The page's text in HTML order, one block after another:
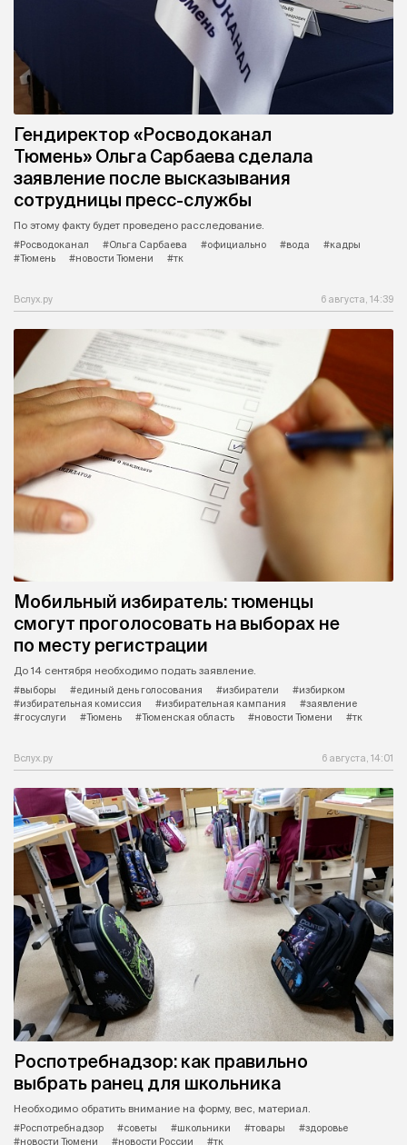
Гендиректор «Росводоканал
Тюмень» Ольга Сарбаева сделала
заявление после высказывания
сотрудницы пресс-службы
По этому факту будет проведено расследование.
#Росводоканал
#Ольга Сарбаева #официально #вода
#кадры
#Тюмень
#новости Тюмени #тк
Вслух.ру 6 августа, 14:39
Мобильный избиратель: тюменцы
смогут проголосовать на выборах не
по месту регистрации
До 14 сентября необходимо подать заявление.
#выборы
#единый день голосования #избиратели
#избирком
#избирательная комиссия
#избирательная кампания
#заявление
#госуслуги
#Тюмень #Тюменская область #новости Тюмени #тк
Вслух.ру 6 августа, 14:01
Роспотребнадзор: как правильно
выбрать ранец для школьника
Необходимо обратить внимание на форму, вес, материал.
#Роспотребнадзор
#советы #школьники #товары
#здоровье
#новости Тюмени
#новости России #тк